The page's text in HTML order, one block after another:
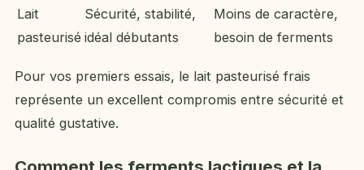
Lait
pasteurisé
Sécurité, stabilité,
idéal débutants
Moins de caractère,
besoin de ferments
Pour vos premiers essais, le lait pasteurisé frais
représente un excellent compromis entre sécurité et
qualité gustative.